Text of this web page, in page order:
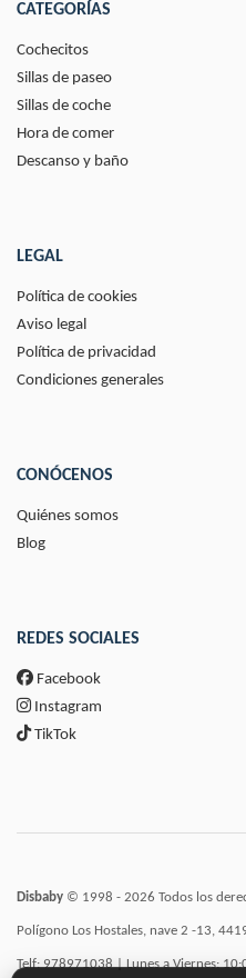
CATEGORÍAS
Cochecitos
Sillas de paseo
Sillas de coche
Hora de comer
Descanso y baño
LEGAL
Política de cookies
Aviso legal
Política de privacidad
Condiciones generales
CONÓCENOS
Quiénes somos
Blog
REDES SOCIALES
Facebook
Instagram
TikTok
Disbaby © 1998 - 2026 Todos los
Polígono Los Hostales, nave 2 -13,
Telf: 978971038 | Lunes a Viernes: